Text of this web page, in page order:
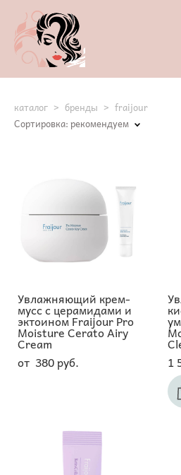
каталог > бренды > fraijour
Сортировка:рекомендуем
Увлажняющий крем-
мусс с церамидами и
эктоином Fraijour Pro
Moisture Cerato Airy
Cream
от 380 pуб.
1